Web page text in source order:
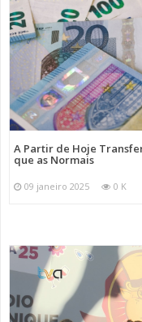
A Partir de Hoje
que as Normais
09 janeiro 2025 0 K